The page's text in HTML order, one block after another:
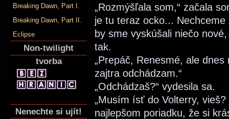
Breaking Dawn, Part I.
Breaking Dawn, Part II.
Eclipse
Non-twilight
tvorba
Nenechte si ujít!
„Rozmýšľala som,“ začala
je tu teraz ocko...
by sme vyskúšali niečo
tak.
„Prepáč, Renesmé, ale
zajtra odchádzam.“
„Odchádzaš?“ vydesila sa.
„Musím ísť do Volterry,
najlepšom poriadku, že si